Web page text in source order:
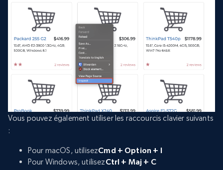
Vous pouvez également utiliser les raccourcis clavier suivants
:
Pour macOS, utilisezCmd + Option + I
Pour Windows, utilisezCtrl + Maj + C